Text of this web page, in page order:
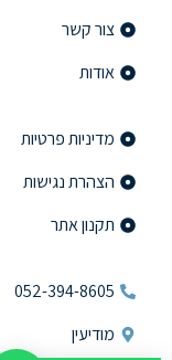
צור קשר
אודות
מדיניות פרטיות
הצהרת נגישות
תקנון אתר
052-394-8605
מודיעין